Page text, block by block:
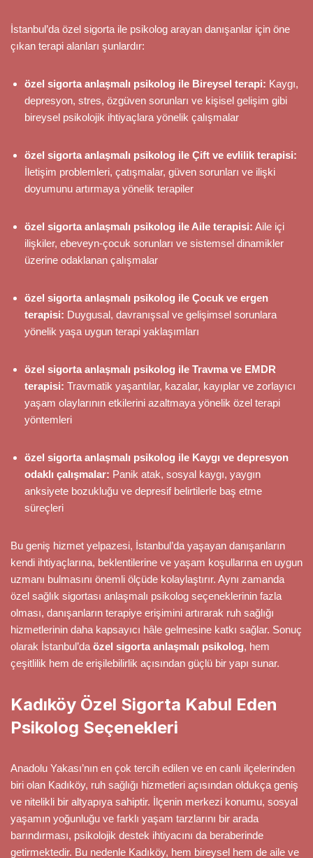
İstanbul’da özel sigorta ile psikolog arayan danışanlar için öne
çıkan terapi alanları şunlardır:
özel sigorta anlaşmalı psikolog ile Bireysel terapi: Kaygı,
depresyon, stres, özgüven sorunları ve kişisel gelişim gibi
bireysel psikolojik ihtiyaçlara yönelik çalışmalar
özel sigorta anlaşmalı psikolog ile Çift ve evlilik terapisi:
İletişim problemleri, çatışmalar, güven sorunları ve ilişki
doyumunu artırmaya yönelik terapiler
özel sigorta anlaşmalı psikolog ile Aile terapisi: Aile içi
ilişkiler, ebeveyn-çocuk sorunları ve sistemsel dinamikler
üzerine odaklanan çalışmalar
özel sigorta anlaşmalı psikolog ile Çocuk ve ergen
terapisi: Duygusal, davranışsal ve gelişimsel sorunlara
yönelik yaşa uygun terapi yaklaşımları
özel sigorta anlaşmalı psikolog ile Travma ve EMDR
terapisi: Travmatik yaşantılar, kazalar, kayıplar ve zorlayıcı
yaşam olaylarının etkilerini azaltmaya yönelik özel terapi
yöntemleri
özel sigorta anlaşmalı psikolog ile Kaygı ve depresyon
odaklı çalışmalar: Panik atak, sosyal kaygı, yaygın
anksiyete bozukluğu ve depresif belirtilerle baş etme
süreçleri
Bu geniş hizmet yelpazesi, İstanbul’da yaşayan danışanların
kendi ihtiyaçlarına, beklentilerine ve yaşam koşullarına en uygun
uzmanı bulmasını önemli ölçüde kolaylaştırır. Aynı zamanda
özel sağlık sigortası anlaşmalı psikolog seçeneklerinin fazla
olması, danışanların terapiye erişimini artırarak ruh sağlığı
hizmetlerinin daha kapsayıcı hâle gelmesine katkı sağlar. Sonuç
olarak İstanbul’da özel sigorta anlaşmalı psikolog, hem
çeşitlilik hem de erişilebilirlik açısından güçlü bir yapı sunar.
Kadıköy Özel Sigorta Kabul Eden
Psikolog Seçenekleri
Anadolu Yakası’nın en çok tercih edilen ve en canlı ilçelerinden
biri olan Kadıköy, ruh sağlığı hizmetleri açısından oldukça geniş
ve nitelikli bir altyapıya sahiptir. İlçenin merkezi konumu, sosyal
yaşamın yoğunluğu ve farklı yaşam tarzlarını bir arada
barındırması, psikolojik destek ihtiyacını da beraberinde
getirmektedir. Bu nedenle Kadıköy, hem bireysel hem de aile ve